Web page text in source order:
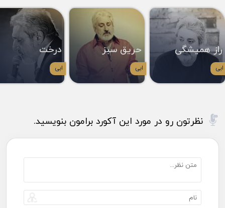
راز همیشگی
ابی
حریق سبز
ابی
درخت
ابی
نظرتون رو در مورد این آکورد برامون بنویسید.